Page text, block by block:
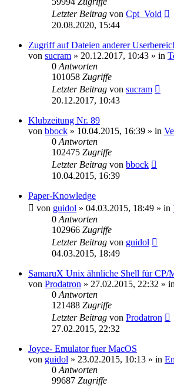
Letzter Beitrag von Cpt_Void
20.08.2020, 15:44
Zugriff auf Dateien anderer
von sucram » 20.12.2017, 10:43 » in
0 Antworten
101058 Zugriffe
Letzter Beitrag von sucram
20.12.2017, 10:43
Klubzeitung Nr. 89
von bbock » 10.04.2015, 16:39 » in
0 Antworten
102475 Zugriffe
Letzter Beitrag von bbock
10.04.2015, 16:39
Paper-Knowledge
von guidol » 04.03.2015, 18:49 » in
0 Antworten
102966 Zugriffe
Letzter Beitrag von guidol
04.03.2015, 18:49
SamaruX Unix ähnliche Shell für CP/
von Prodatron » 27.02.2015, 22:32 » in
0 Antworten
121488 Zugriffe
Letzter Beitrag von Prodatron
27.02.2015, 22:32
Joyce- Emulator fuer MacOS
von guidol » 23.02.2015, 10:13 » in
0 Antworten
99687 Zugriffe